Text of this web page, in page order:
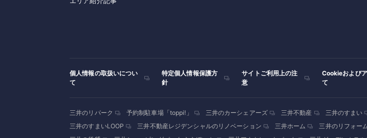
個人情報の取扱いについ
て
特定個人情報保護方
針
サイトご利用上の注
意
Cookieおよび
て
三井のリパーク 予約制駐車場「toppi!」 三井のカーシェアーズ 三井不動産 三井のすまい
三井のすまいLOOP
三井不動産レジデンシャルのリノベーション 三井ホーム 三井のリフォー